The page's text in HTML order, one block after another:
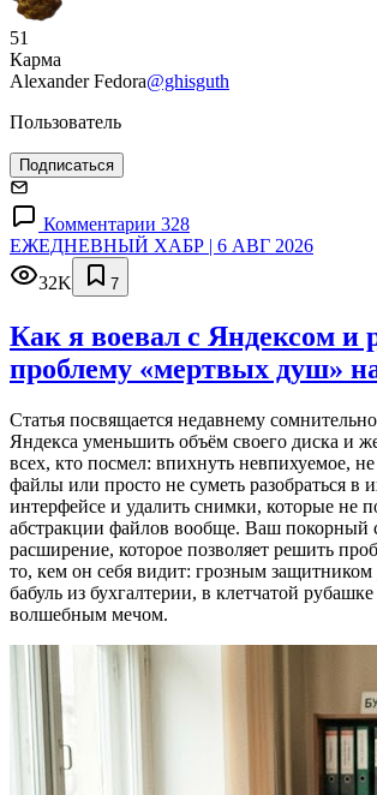
51
Карма
Alexander Fedora@ghisguth
Пользователь
Подписаться
Комментарии 328
ЕЖЕДНЕВНЫЙ ХАБР | 6 АВГ 2026
32K
7
Как я воевал с Яндексом и
проблему «мертвых душ»
Статья посвящается недавнему
Яндекса уменьшить объём своего диска и
всех, кто посмел: впихнуть невпихуемое,
файлы или просто не суметь разобраться в
интерфейсе и удалить снимки, которые не
абстракции файлов вообще. Ваш покорный
расширение, которое позволяет решить
то, кем он себя видит: грозным
бабуль из бухгалтерии, в клетчатой
волшебным мечом.